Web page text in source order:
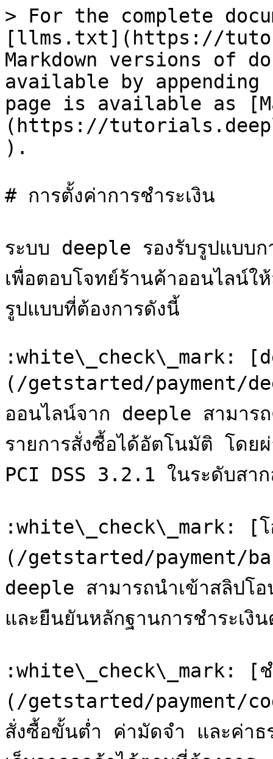
> For the complete
[llms.txt](https://
Markdown versions of
available by
page is available as
(https://
).
# การตั้งค่าการชำระเงิน
ระบบ deeple รองรับรูปแบบก
เพื่อตอบโจทย์ร้านค้าออนไลน์ใ
รูปแบบที่ต้องการดังนี้
:white\_check\_mark:
(/getstarted/payment/
ออนไลน์จาก deeple สามารถ
รายการสั่งซื้อได้อัตโนมัติ โดย
PCI DSS 3.2.1 ในระดับสา
:white\_check\_mark: [โ
(/getstarted/payment/
deeple สามารถนำเข้าสลิปโ
และยืนยันหลักฐานการชำระเงิ
:white\_check\_mark: [ชำ
(/getstarted/payment/
สั่งซื้อขั้นต่ำ ค่ามัดจำ และค่าธร